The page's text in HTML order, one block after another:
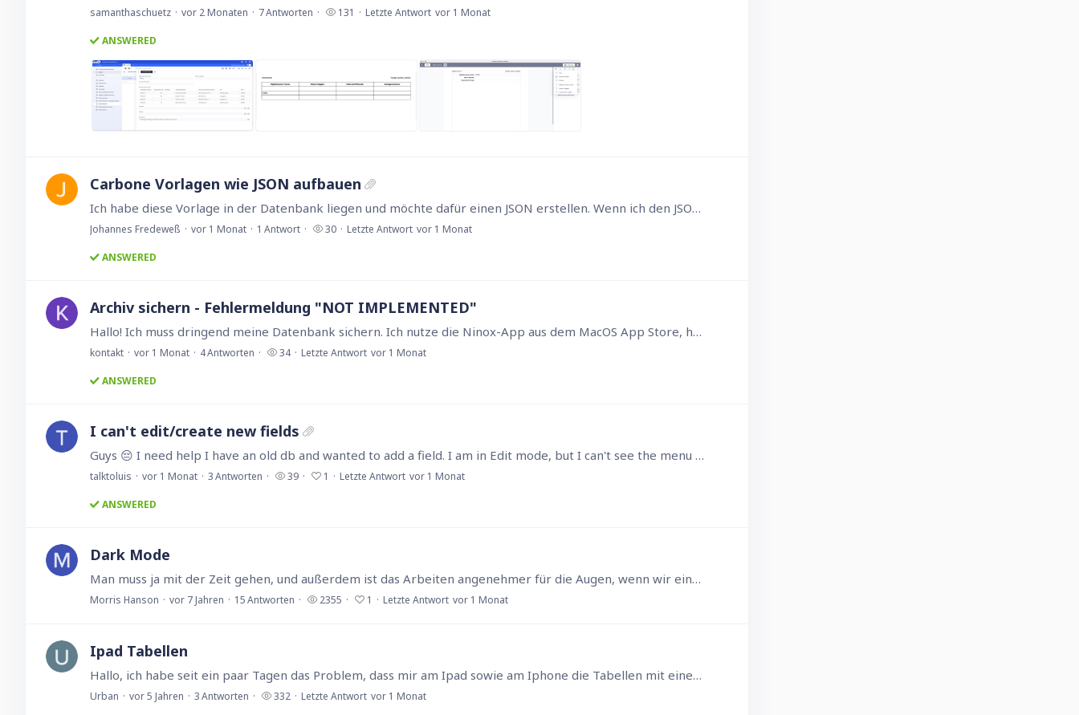
samanthaschuetz vor 2 Monaten 7Antworten 131 Letzte Antwort vor 1 Monat
ANSWERED
Carbone Vorlagen wie JSON aufbauen
Ich habe diese Vorlage in der Datenbank liegen und möchte dafür einen JSON erstellen. Wenn ich den JSON, den ich mit dieser Abfrage baue aus dem Textfeld copypaste in Carbone Studio packe,…
Johannes Fredeweß vor 1 Monat 1 Antwort 30 Letzte Antwort vor 1 Monat
ANSWERED
Archiv sichern - Fehlermeldung "NOT IMPLEMENTED"
Hallo! Ich muss dringend meine Datenbank sichern. Ich nutze die Ninox-App aus dem MacOS App Store, habe die neueste Version - und es kommt nach dem Versuch zu sichern immer die völlig nichtssagende…
kontakt vor 1 Monat 4Antworten 34 Letzte Antwort vor 1 Monat
ANSWERED
I can't edit/create new fields
Guys 😔 I need help I have an old db and wanted to add a field. I am in Edit mode, but I can't see the menu to add fields.... If I create a new table, then I get the message I tried to import the db..…
talktoluis vor 1 Monat 3Antworten 39 1 Letzte Antwort vor 1 Monat
ANSWERED
Dark Mode
Man muss ja mit der Zeit gehen, und außerdem ist das Arbeiten angenehmer für die Augen, wenn wir einen Dark Mode hätten (Theme) Wird sowas kommen?
Morris Hanson vor 7 Jahren 15Antworten 2355 1 Letzte Antwort vor 1 Monat
Ipad Tabellen
Hallo, ich habe seit ein paar Tagen das Problem, dass mir am Ipad sowie am Iphone die Tabellen mit einem viel zu großen Abstand dargestellt werden.Kann mir bitte jemand veraten wie ich Sie wieder auf…
Urban vor 5 Jahren 3Antworten 332 Letzte Antwort vor 1 Monat